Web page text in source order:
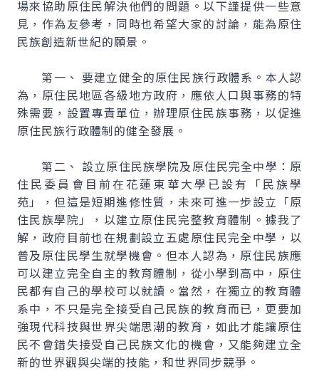
場來協助原住民解決他們的問題。以下謹提供一些意
見，作為友參考，同時也希望大家的討論，能為原住
民族創造新世紀的願景。
第一、 要建立健全的原住民族行政體系。本人認
為，原住民地區各級地方政府，應依人口與事務的特
殊需要，設置專責單位，辦理原住民族事務，以促進
原住民族行政體制的健全發展。
第二、 設立原住民族學院及原住民完全中學：原
住民委員會目前在花蓮東華大學已設有「民族學
苑」，但這是短期進修性質，未來可進一步設立「原
住民族學院」，以建立原住民完整教育體制。據我了
解，政府目前也在規劃設立五處原住民完全中學，以
普及原住民學生就學機會。但本人認為，原住民族應
可以建立完全自主的教育體制，從小學到高中，原住
民都有自己的學校可以就讀。當然，在獨立的教育體
系中，不只是完全接受自己民族的教育而已，更要加
強現代科技與世界尖端思潮的教育，如此才能讓原住
民不會錯失接受自己民族文化的機會，又能夠建立全
新的世界觀與尖端的技能，和世界同步競爭。